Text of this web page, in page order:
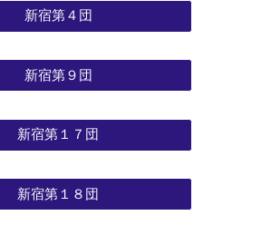
新宿第４団
新宿第９団
新宿第１７団
新宿第１８団